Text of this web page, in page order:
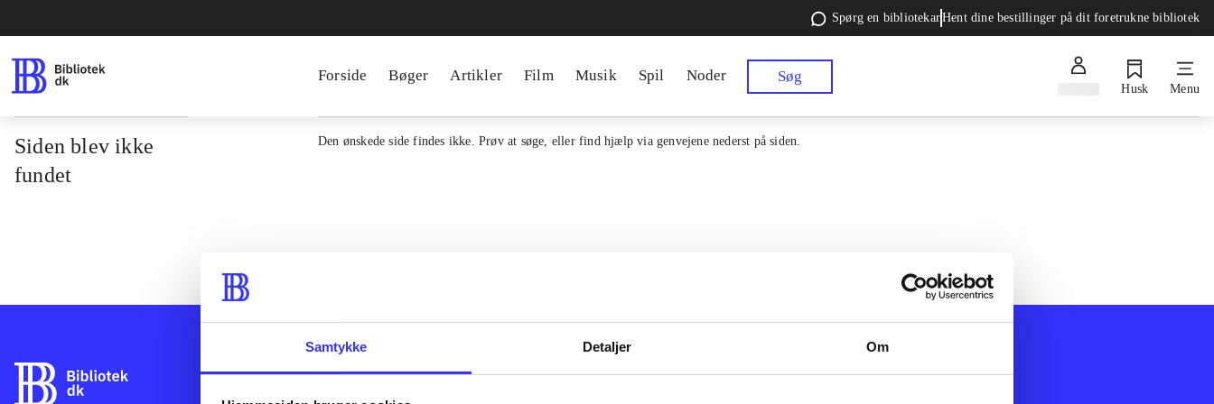
Samtykke Detaljer Om
Spørg en bibliotekarHent dine bestillinger på dit foretrukne bibliotek
Forside Bøger Artikler Film Musik Spil Noder Søg
Husk Menu
Siden blev ikke
fundet
Den ønskede side findes ikke. Prøv at søge, eller find hjælp via genvejene nederst på siden.
Bibliotek.dk er en samlet indgang til alle danske
Kontakt os Afdelinger